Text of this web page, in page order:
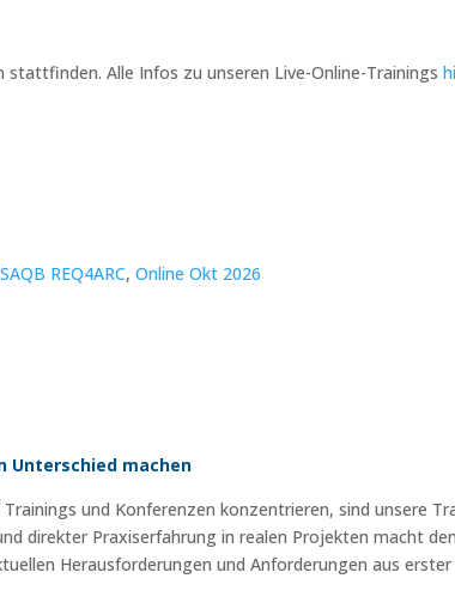
stattfinden. Alle Infos zu unseren Live-Online-Trainings
REQ4ARC,Online Okt 2026
Unterschied machen
und Konferenzen konzentrieren, sind unsere
direkter Praxiserfahrung in realen Projekten macht
Herausforderungen und Anforderungen aus